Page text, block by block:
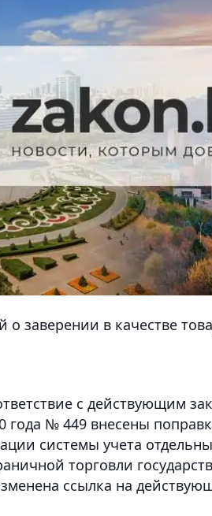
заверении в качестве
с действующим
№ 449 внесены
системы учета
торговли
ссылка на